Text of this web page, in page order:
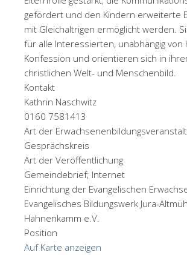
gefördert und den Kindern erweiterte
mit Gleichaltrigen ermöglicht werden.
für alle Interessierten, unabhängig
Konfession und orientieren sich in
christlichen Welt- und Menschenbild.
Kontakt
Kathrin Naschwitz
0160 7581413
Art der
Gesprächskreis
Art der Veröffentlichung
Gemeindebrief; Internet
Einrichtung der Evangelischen
Evangelisches Bildungswerk Jura-
Hahnenkamm e.V.
Position
Auf Karte anzeigen